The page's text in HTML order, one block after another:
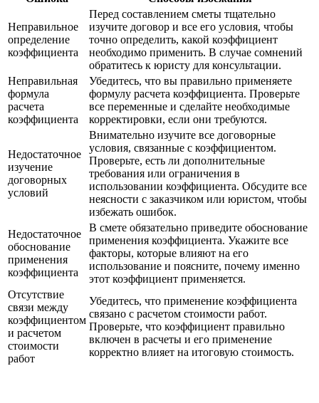
Неправильное
определение
коэффициента
Перед составлением сметы тщательно
изучите договор и все его условия, чтобы
точно определить, какой коэффициент
необходимо применить. В случае сомнений
обратитесь к юристу для консультации.
Неправильная
формула
расчета
коэффициента
Убедитесь, что вы правильно применяете
формулу расчета коэффициента. Проверьте
все переменные и сделайте необходимые
корректировки, если они требуются.
Недостаточное
изучение
договорных
условий
Внимательно изучите все договорные
условия, связанные с коэффициентом.
Проверьте, есть ли дополнительные
требования или ограничения в
использовании коэффициента. Обсудите все
неясности с заказчиком или юристом, чтобы
избежать ошибок.
Недостаточное
обоснование
применения
коэффициента
В смете обязательно приведите обоснование
применения коэффициента. Укажите все
факторы, которые влияют на его
использование и поясните, почему именно
этот коэффициент применяется.
Отсутствие
связи между
коэффициентом
и расчетом
стоимости
работ
Убедитесь, что применение коэффициента
связано с расчетом стоимости работ.
Проверьте, что коэффициент правильно
включен в расчеты и его применение
корректно влияет на итоговую стоимость.